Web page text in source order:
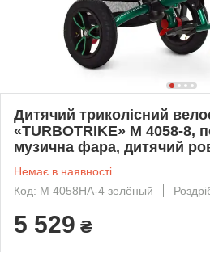
Дитячий триколісний
«TURBOTRIKE» M 4058-8,
музична фара, дитячий
Немає в наявності
Код: M 4058HA-4 зелёный
5 529 ₴